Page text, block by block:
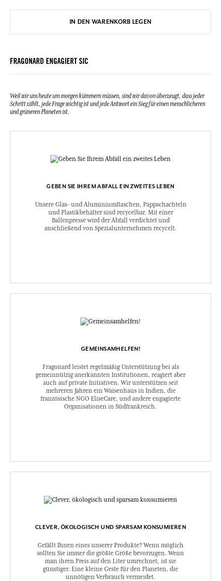
IN DEN WARENKORB LEGEN
FRAGONARD ENGAGIERT SIC
Weil wir uns heute um morgen kümmern müssen, sind wir davon überzeugt, dass jeder
Schritt zählt, jede Frage wichtig ist und jede Antwort ein Sieg für einen menschlicheren
und grüneren Planeten ist.
GEBEN SIE IHREM ABFALL EIN ZWEITES LEBEN
Unsere Glas- und Aluminiumflaschen, Pappschachteln
und Plastikbehälter sind recycelbar. Mit einer
Ballenpresse wird der Abfall verdichtet und
anschließend von Spezialunternehmen recycelt.
GEMEINSAMHELFEN!
Fragonard leistet regelmäßig Unterstützung bei als
gemeinnützig anerkannten Institutionen, reagiert aber
auch auf private Initiativen. Wir unterstützen seit
mehreren Jahren ein Waisenhaus in Indien, die
französische NGO EliseCare, und andere engagierte
Organisationen in Südfrankreich.
CLEVER, ÖKOLOGISCH UND SPARSAM KONSUMIEREN
Gefällt Ihnen eines unserer Produkte? Wenn möglich
sollten Sie immer die größte Größe bevorzugen. Wenn
man ihren Preis auf den Liter umrechnet, ist sie
günstiger. Eine kleine Geste für den Planeten, die
unnötigen Verbrauch vermeidet.